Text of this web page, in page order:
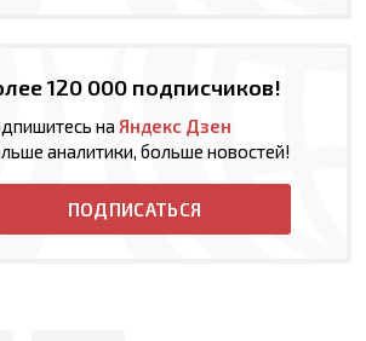
120 000 подписчиков!
на Яндекс Дзен
аналитики, больше новостей!
ПОДПИСАТЬСЯ